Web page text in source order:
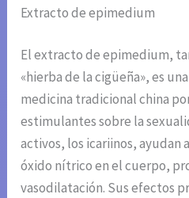
Extracto de epimedium
El extracto de epimedium,
«hierba de la cigüeña», es
medicina tradicional china
estimulantes sobre la
activos, los icariinos, ayudan
óxido nítrico en el cuerpo,
vasodilatación. Sus efectos